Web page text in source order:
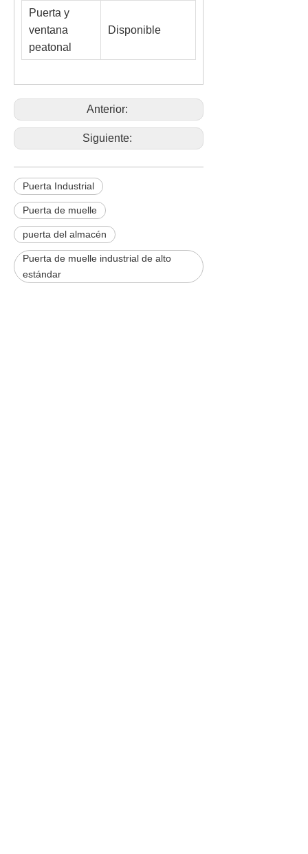
Puerta y
ventana
peatonal
Disponible
Anterior:
Siguiente:
Puerta Industrial
Puerta de muelle
puerta del almacén
Puerta de muelle industrial de alto
estándar